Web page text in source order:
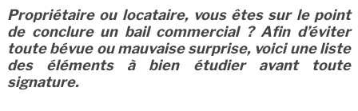
Propriétaire ou locataire, vous êtes sur le point
de conclure un bail commercial ? Afin d’éviter
toute bévue ou mauvaise surprise, voici une liste
des éléments à bien étudier avant toute
signature.